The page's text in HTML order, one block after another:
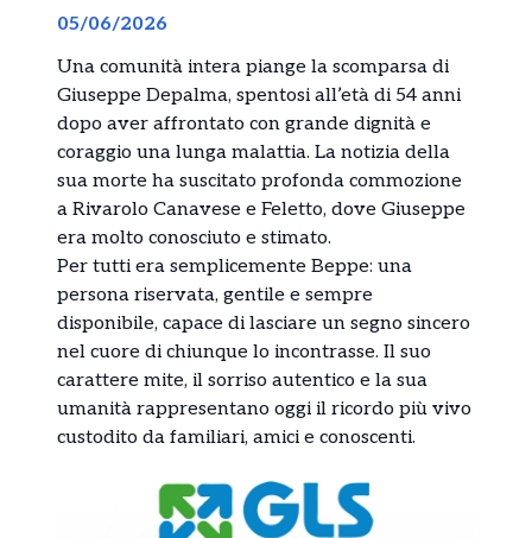
05/06/2026
Una comunità intera piange la scomparsa di
Giuseppe Depalma, spentosi all’età di 54 anni
dopo aver affrontato con grande dignità e
coraggio una lunga malattia. La notizia della
sua morte ha suscitato profonda commozione
a Rivarolo Canavese e Feletto, dove Giuseppe
era molto conosciuto e stimato.
Per tutti era semplicemente Beppe: una
persona riservata, gentile e sempre
disponibile, capace di lasciare un segno sincero
nel cuore di chiunque lo incontrasse. Il suo
carattere mite, il sorriso autentico e la sua
umanità rappresentano oggi il ricordo più vivo
custodito da familiari, amici e conoscenti.